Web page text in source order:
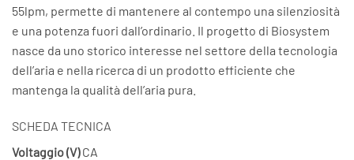
55lpm, permette di mantenere al contempo una silenziosità
e una potenza fuori dall’ordinario. Il progetto di Biosystem
nasce da uno storico interesse nel settore della tecnologia
dell’aria e nella ricerca di un prodotto efficiente che
mantenga la qualità dell’aria pura.
SCHEDA TECNICA
Voltaggio (V)CA